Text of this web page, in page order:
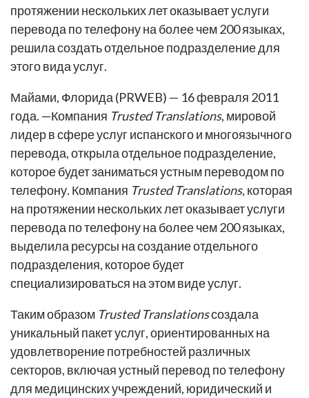
протяжении нескольких лет оказывает услуги
перевода по телефону на более чем 200 языках,
решила создать отдельное подразделение для
этого вида услуг.
Майами, Флорида (PRWEB) — 16 февраля 2011
года. —Компания Trusted Translations, мировой
лидер в сфере услуг испанского и многоязычного
перевода, открыла отдельное подразделение,
которое будет заниматься устным переводом по
телефону. Компания Trusted Translations, которая
на протяжении нескольких лет оказывает услуги
перевода по телефону на более чем 200 языках,
выделила ресурсы на создание отдельного
подразделения, которое будет
специализироваться на этом виде услуг.
Таким образом Trusted Translationsсоздала
уникальный пакет услуг, ориентированных на
удовлетворение потребностей различных
секторов, включая устный перевод по телефону
для медицинских учреждений, юридический и